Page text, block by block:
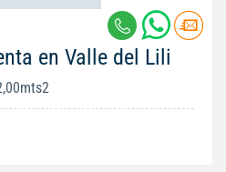
en Valle del Lili